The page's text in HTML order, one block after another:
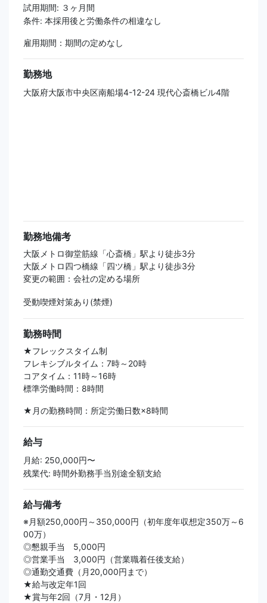
試用期間: ３ヶ月間
条件: 本採用後と労働条件の相違なし
雇用期間：期間の定めなし
勤務地
大阪府大阪市中央区南船場4-12-24 現代心斎橋ビル4階
勤務地備考
大阪メトロ御堂筋線「心斎橋」駅より徒歩3分
大阪メトロ四つ橋線「四ツ橋」駅より徒歩3分
変更の範囲：会社の定める場所
受動喫煙対策あり(禁煙)
勤務時間
★フレックスタイム制
フレキシブルタイム：7時～20時
コアタイム：11時～16時
標準労働時間：8時間
★月の勤務時間：所定労働日数×8時間
給与
月給: 250,000円〜
残業代: 時間外勤務手当別途全額支給
給与備考
※月額250,000円～350,000円（初年度年収想定350万～6
00万）
◎懇親手当 5,000円
◎営業手当 3,000円（営業職着任後支給）
◎通勤交通費（月20,000円まで）
★給与改定年1回
★賞与年2回（7月・12月）